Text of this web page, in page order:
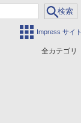
Impress サイト
全カテゴリ